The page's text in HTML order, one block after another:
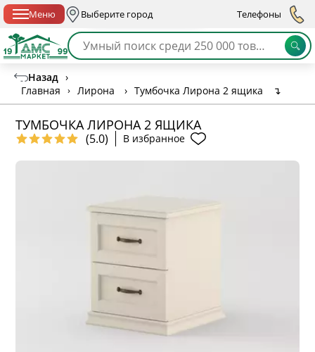
Меню Выберите город Телефоны
Назад ›
Главная
› Лирона › Тумбочка Лирона 2 ящика ↴
ТУМБОЧКА ЛИРОНА 2 ЯЩИКА
(5.0) В избранное